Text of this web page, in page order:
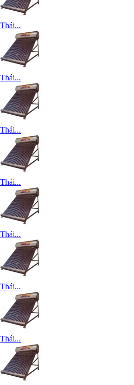
Thái...
Thái...
Thái...
Thái...
Thái...
Thái...
Thái...